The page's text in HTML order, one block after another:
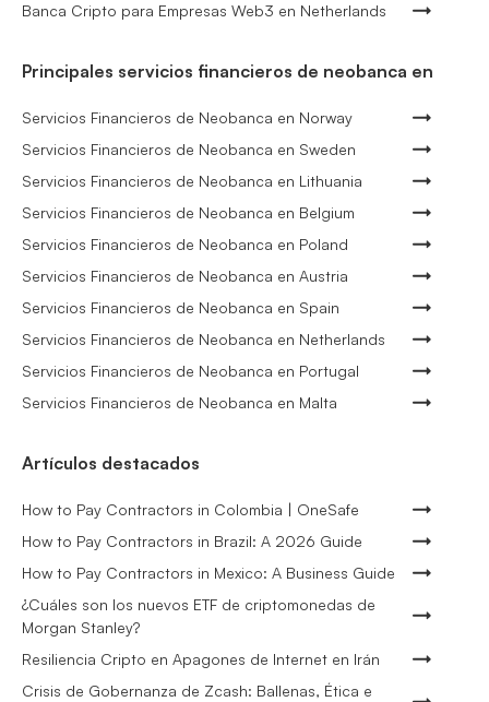
Banca Cripto para Empresas Web3 en Netherlands
Principales servicios financieros de neobanca en
Servicios Financieros de Neobanca en Norway
Servicios Financieros de Neobanca en Sweden
Servicios Financieros de Neobanca en Lithuania
Servicios Financieros de Neobanca en Belgium
Servicios Financieros de Neobanca en Poland
Servicios Financieros de Neobanca en Austria
Servicios Financieros de Neobanca en Spain
Servicios Financieros de Neobanca en Netherlands
Servicios Financieros de Neobanca en Portugal
Servicios Financieros de Neobanca en Malta
Artículos destacados
How to Pay Contractors in Colombia | OneSafe
How to Pay Contractors in Brazil: A 2026 Guide
How to Pay Contractors in Mexico: A Business Guide
¿Cuáles son los nuevos ETF de criptomonedas de
Morgan Stanley?
Resiliencia Cripto en Apagones de Internet en Irán
Crisis de Gobernanza de Zcash: Ballenas, Ética e